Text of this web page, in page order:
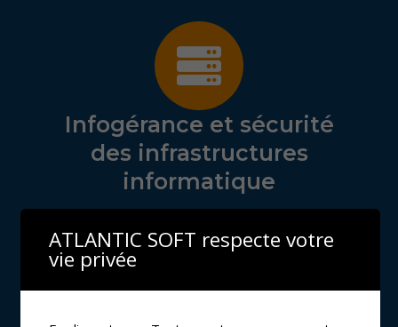
Infogérance et sécurité
des infrastructures
informatique
ATLANTIC SOFT respecte votre
vie privée